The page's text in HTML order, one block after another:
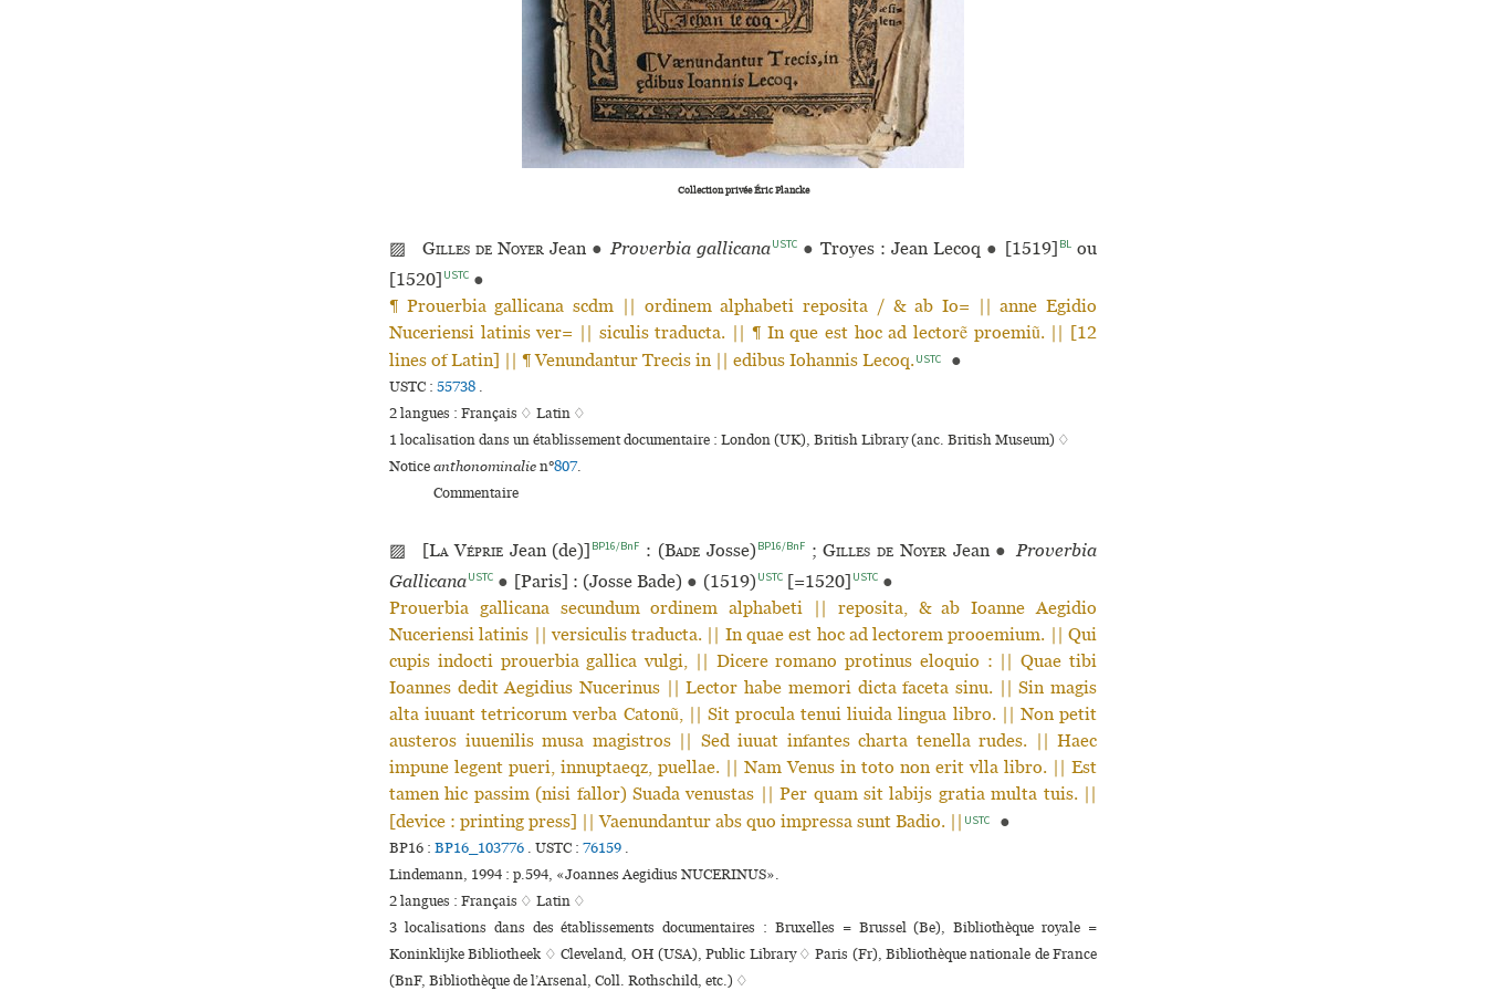
Collection privée Éric Plancke
▨ Gilles de NoyerJean ● Proverbia gallicanaUSTC ● Troyes : Jean Lecoq ● [1519] BL ou
[1520] USTC ●
¶ Prouerbia gallicana scdm || ordinem alphabeti reposita / & ab Io= || anne Egidio
Nuceriensi latinis ver= || siculis traducta. || ¶ In que est hoc ad lectorẽ proemiũ. || [12
lines of Latin] || ¶ Venundantur Trecis in || edibus Iohannis Lecoq.USTC ●
USTC : 55738 .
2 langues : Français ♢ Latin ♢
1 localisation dans un établissement documentaire : London (UK), British Library (anc. British Museum) ♢
Noticeanthonominalien°807.
Commentaire
▨ [La VéprieJean (de)] BP16/BnF : (BadeJosse) BP16/BnF;Gilles de NoyerJean ● Proverbia
GallicanaUSTC ● [Paris] : (Josse Bade) ● (1519) USTC [=1520] USTC ●
Prouerbia gallicana secundum ordinem alphabeti || reposita, & ab Ioanne Aegidio
Nuceriensi latinis || versiculis traducta. || In quae est hoc ad lectorem prooemium. || Qui
cupis indocti prouerbia gallica vulgi, || Dicere romano protinus eloquio : || Quae tibi
Ioannes dedit Aegidius Nucerinus || Lector habe memori dicta faceta sinu. || Sin magis
alta iuuant tetricorum verba Catonũ, || Sit procula tenui liuida lingua libro. || Non petit
austeros iuuenilis musa magistros || Sed iuuat infantes charta tenella rudes. || Haec
impune legent pueri, innuptaeqz, puellae. || Nam Venus in toto non erit vlla libro. || Est
tamen hic passim (nisi fallor) Suada venustas || Per quam sit labijs gratia multa tuis. ||
[device : printing press] || Vaenundantur abs quo impressa sunt Badio. || USTC ●
BP16 : BP16_103776 . USTC : 76159 .
Lindemann, 1994 : p.594, «Joannes Aegidius NUCERINUS».
2 langues : Français ♢ Latin ♢
3 localisations dans des établissements documentaires : Bruxelles = Brussel (Be), Bibliothèque royale =
Koninklijke Bibliotheek ♢ Cleveland, OH (USA), Public Library ♢ Paris (Fr), Bibliothèque nationale de France
(BnF, Bibliothèque de l’Arsenal, Coll. Rothschild, etc.) ♢